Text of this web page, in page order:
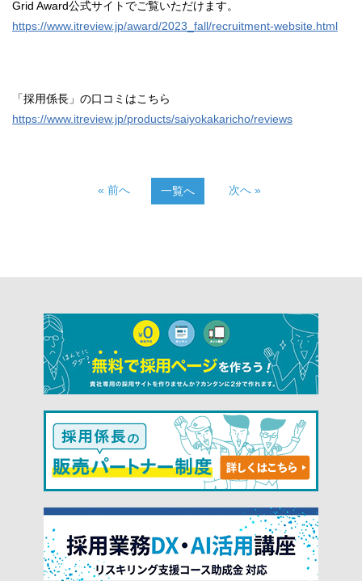
Grid Award公式サイトでご覧いただけます。
https://www.itreview.jp/award/2023_fall/recruitment-website.html
「採用係長」の口コミはこちら
https://www.itreview.jp/products/saiyokakaricho/reviews
« 前へ 一覧へ 次へ »